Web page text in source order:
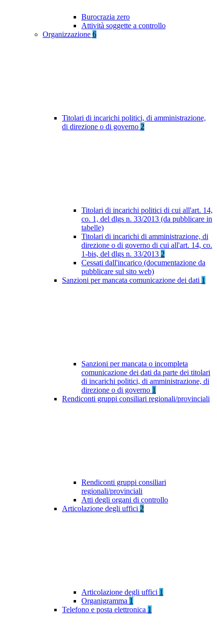
Burocrazia zero
Attività soggette a controllo
Organizzazione 6
Titolari di incarichi politici, di amministrazione,
di direzione o di governo 2
Titolari di incarichi politici di cui all'art. 14,
co. 1, del dlgs n. 33/2013 (da pubblicare in
tabelle)
Titolari di incarichi di amministrazione, di
direzione o di governo di cui all'art. 14, co.
1-bis, del dlgs n. 33/2013 2
Cessati dall'incarico (documentazione da
pubblicare sul sito web)
Sanzioni per mancata comunicazione dei dati 1
Sanzioni per mancata o incompleta
comunicazione dei dati da parte dei titolari
di incarichi politici, di amministrazione, di
direzione o di governo 1
Rendiconti gruppi consiliari regionali/provinciali
Rendiconti gruppi consiliari
regionali/provinciali
Atti degli organi di controllo
Articolazione degli uffici 2
Articolazione degli uffici 1
Organigramma 1
Telefono e posta elettronica 1